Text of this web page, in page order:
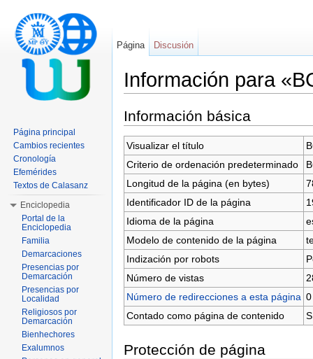
Información para
Información básica
Visualizar el título
Criterio de ordenación predeterminado
Longitud de la página (en bytes)
Identificador ID de la página
Idioma de la página
Modelo de contenido de la página
Indización por robots
Número de vistas
Número de redirecciones a esta página 0
Contado como página de contenido
Protección de página
Página Discusión
Página principal
Cambios recientes
Cronología
Efemérides
Textos de Calasanz
Enciclopedia
Portal de la
Enciclopedia
Familia
Demarcaciones
Presencias por
Demarcación
Presencias por
Localidad
Religiosos por
Demarcación
Bienhechores
Exalumnos